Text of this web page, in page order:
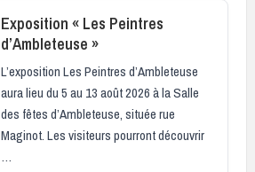
Exposition « Les Peintres
d’Ambleteuse »
L’exposition Les Peintres d’Ambleteuse
aura lieu du 5 au 13 août 2026 à la Salle
des fêtes d’Ambleteuse, située rue
Maginot. Les visiteurs pourront découvrir
…